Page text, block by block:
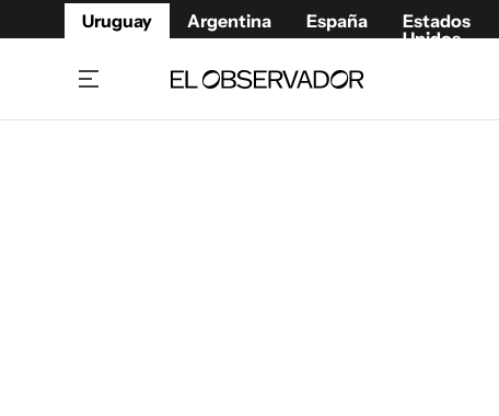
Uruguay Argentina España
Estados
Unidos